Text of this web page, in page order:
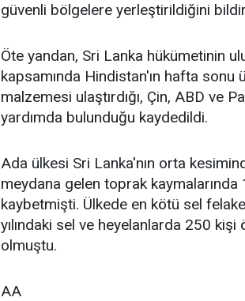
güvenli bölgelere yerleştirildiğini
Öte yandan, Sri Lanka hükümetinin
kapsamında Hindistan'ın hafta sonu
malzemesi ulaştırdığı, Çin, ABD ve
yardımda bulunduğu kaydedildi.
Ada ülkesi Sri Lanka'nın orta
meydana gelen toprak kaymalarında
kaybetmişti. Ülkede en kötü sel
yılındaki sel ve heyelanlarda 250
olmuştu.
AA